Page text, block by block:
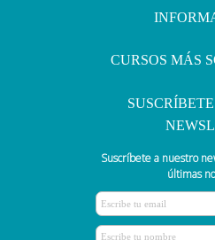
CURSOS MÁS
Suscríbete a nuestro
últimas